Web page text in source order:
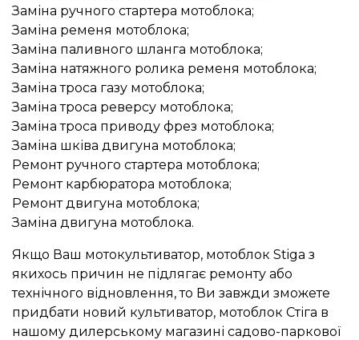
Заміна ручного стартера мотоблока;
Заміна ременя мотоблока;
Заміна паливного шланга мотоблока;
Заміна натяжного ролика ременя мотоблока;
Заміна троса газу мотоблока;
Заміна троса реверсу мотоблока;
Заміна троса приводу фрез мотоблока;
Заміна шківа двигуна мотоблока;
Ремонт ручного стартера мотоблока;
Ремонт карбюратора мотоблока;
Ремонт двигуна мотоблока;
Заміна двигуна мотоблока.
Якщо Ваш мотокультиватор, мотоблок Stiga з
якихось причин не підлягає ремонту або
технічного відновлення, то Ви завжди зможете
придбати новий культиватор, мотоблок Стіга в
нашому дилерському магазині садово-паркової